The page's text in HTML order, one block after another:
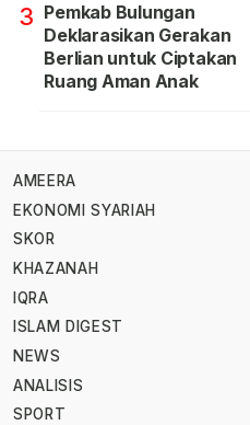
3 Pemkab Bulungan
Deklarasikan Gerakan
Berlian untuk Ciptakan
Ruang Aman Anak
AMEERA
EKONOMI SYARIAH
SKOR
KHAZANAH
IQRA
ISLAM DIGEST
NEWS
ANALISIS
SPORT